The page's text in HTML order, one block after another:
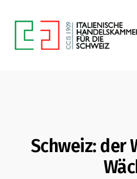
Schweiz: der